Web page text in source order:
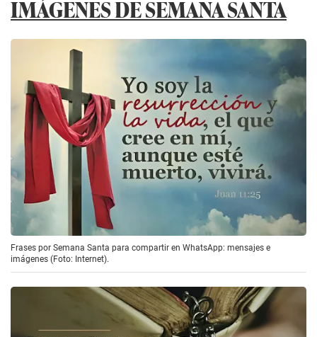
IMÁGENES DE SEMANA SANTA
Frases por Semana Santa para compartir en WhatsApp: mensajes e
imágenes (Foto: Internet).